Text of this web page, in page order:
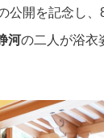
公開を記念し
河の二人が浴衣